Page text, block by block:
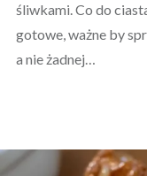
śliwkami. Co do
gotowe, ważne by
a nie żadnej…